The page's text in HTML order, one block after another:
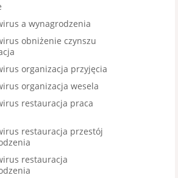
a wynagrodzenia
obniżenie czynszu
organizacja przyjęcia
organizacja wesela
restauracja praca
restauracja przestój
restauracja